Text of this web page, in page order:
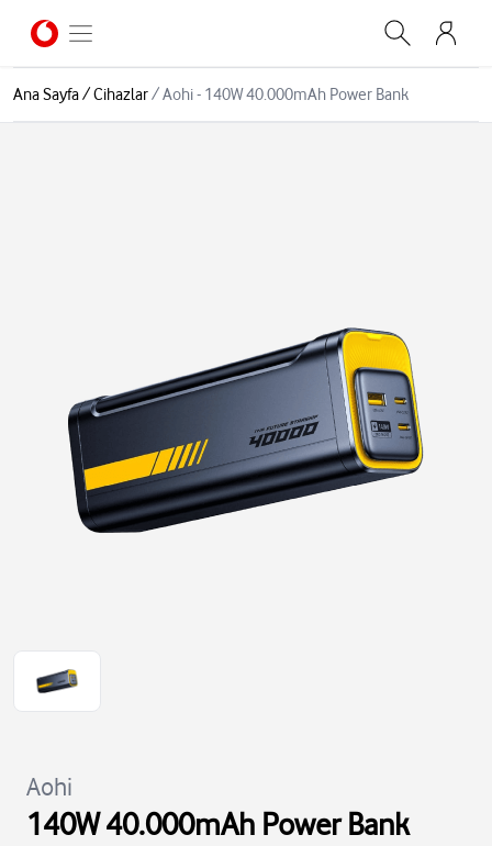
Ana Sayfa/Cihazlar/Aohi - 140W 40.000mAh Power Bank
Aohi
140W 40.000mAh Power Bank